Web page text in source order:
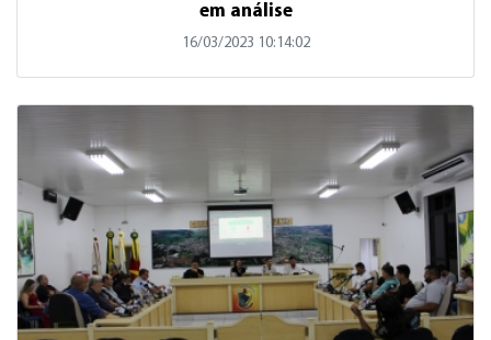
em análise
16/03/2023 10:14:02